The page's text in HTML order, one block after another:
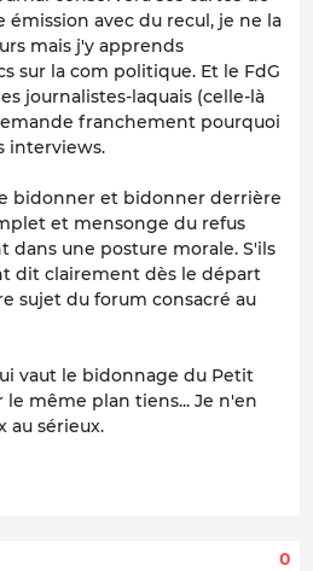
émission avec du recul, je ne la
mais j'y apprends
sur la com politique. Et le FdG
journalistes-laquais (celle-là
franchement pourquoi
interviews.
bidonner et bidonner derrière
et mensonge du refus
dans une posture morale. S'ils
dit clairement dès le départ
sujet du forum consacré au
vaut le bidonnage du Petit
le même plan tiens... Je n'en
au sérieux.
0